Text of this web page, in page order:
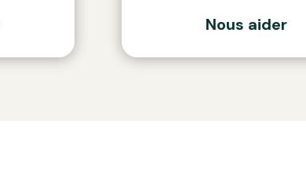
Nous aider